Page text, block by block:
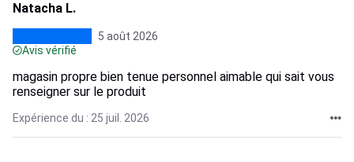
Natacha L.
5 août 2026
Avis vérifié
magasin propre bien tenue personnel aimable qui sait vous
renseigner sur le produit
Expérience du : 25 juil. 2026